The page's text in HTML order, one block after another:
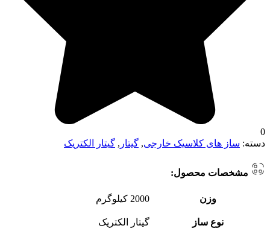
0
دسته: ساز های کلاسیک خارجی, گیتار , گیتار الکتریک
مشخصات محصول:
وزن 2000 کیلوگرم
نوع ساز گیتار الکتریک